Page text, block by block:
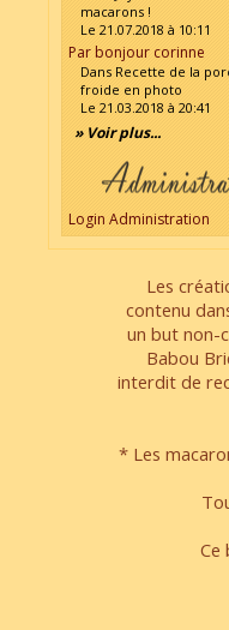
macarons !
Le 21.07.2018 à 10:11
Par bonjour corinne
Dans Recette de la
froide en photo
Le 21.03.2018 à 20:41
» Voir plus...
Login Administration
Les
contenu
un but non-
Babou
interdit de
* Les
Ce